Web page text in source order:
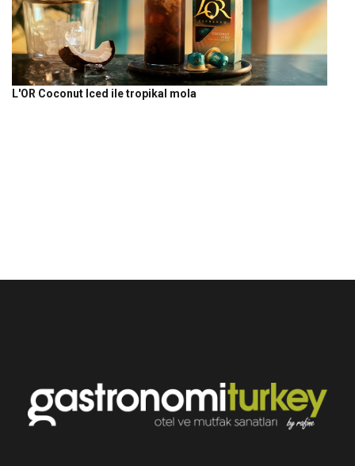
L'OR Coconut Iced ile tropikal mola